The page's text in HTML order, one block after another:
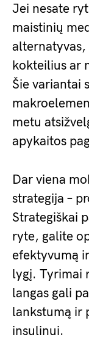
Jei nesate
maistinių
kokteilius ar
Šie variantai
metu
apykaitos
Dar viena
strategija –
Strategiškai
ryte, galite
efektyvumą
lygį. Tyrimai
langas gali
lankstumą ir
insulinui.